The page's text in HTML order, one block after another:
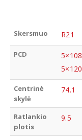
Skersmuo R21
PCD 5×108
5×120
Centrinė
skylė
74.1
Ratlankio
plotis
9.5